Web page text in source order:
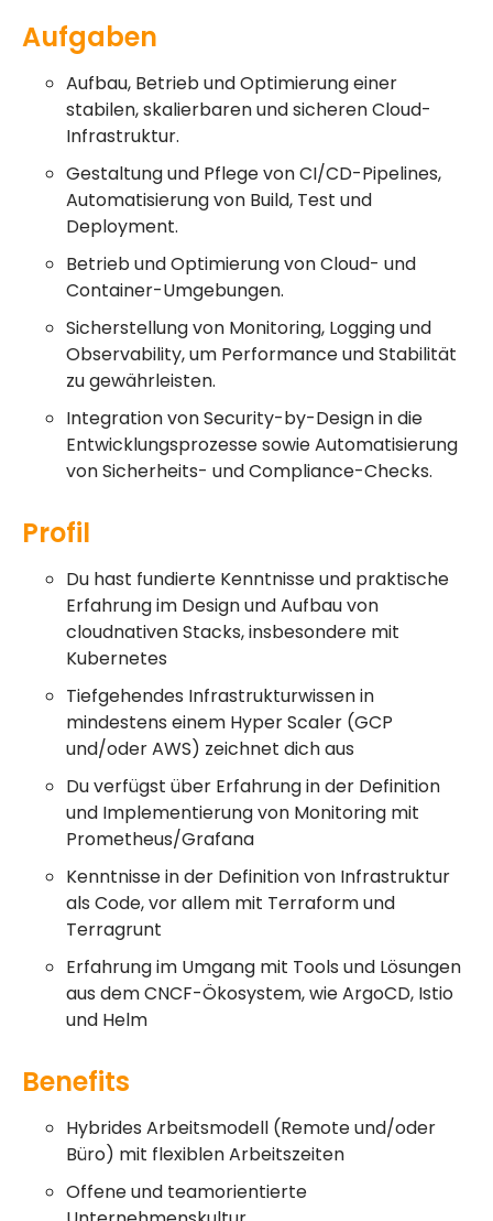
Aufgaben
Aufbau, Betrieb und Optimierung einer
stabilen, skalierbaren und sicheren Cloud-
Infrastruktur.
Gestaltung und Pflege von CI/CD-Pipelines,
Automatisierung von Build, Test und
Deployment.
Betrieb und Optimierung von Cloud- und
Container-Umgebungen.
Sicherstellung von Monitoring, Logging und
Observability, um Performance und Stabilität
zu gewährleisten.
Integration von Security-by-Design in die
Entwicklungsprozesse sowie Automatisierung
von Sicherheits- und Compliance-Checks.
Profil
Du hast fundierte Kenntnisse und praktische
Erfahrung im Design und Aufbau von
cloudnativen Stacks, insbesondere mit
Kubernetes
Tiefgehendes Infrastrukturwissen in
mindestens einem Hyper Scaler (GCP
und/oder AWS) zeichnet dich aus
Du verfügst über Erfahrung in der Definition
und Implementierung von Monitoring mit
Prometheus/Grafana
Kenntnisse in der Definition von Infrastruktur
als Code, vor allem mit Terraform und
Terragrunt
Erfahrung im Umgang mit Tools und Lösungen
aus dem CNCF-Ökosystem, wie ArgoCD, Istio
und Helm
Benefits
Hybrides Arbeitsmodell (Remote und/oder
Büro) mit flexiblen Arbeitszeiten
Offene und teamorientierte